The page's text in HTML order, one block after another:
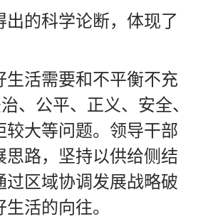
的科学论断，体现了
活需要和不平衡不充
、公平、正义、安全、
大等问题。领导干部
路，坚持以供给侧结
区域协调发展战略破
活的向往。